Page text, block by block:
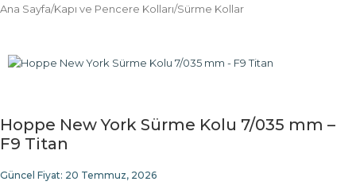
Ana Sayfa/Kapı ve Pencere Kolları/Sürme Kollar
Hoppe New York Sürme Kolu 7/035 mm –
F9 Titan
Güncel Fiyat: 20 Temmuz, 2026